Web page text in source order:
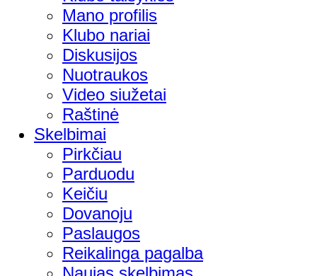
Mano profilis
Klubo nariai
Diskusijos
Nuotraukos
Video siužetai
Raštinė
Skelbimai
Pirkčiau
Parduodu
Keičiu
Dovanoju
Paslaugos
Reikalinga pagalba